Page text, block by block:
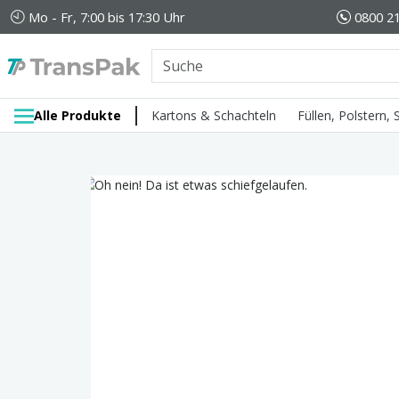
Mo - Fr, 7:00 bis 17:30 Uhr 0800
Alle Produkte Kartons & Schachteln Füllen, Polstern,